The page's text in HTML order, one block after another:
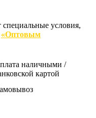
условия,
«Оптовым
наличными /
картой